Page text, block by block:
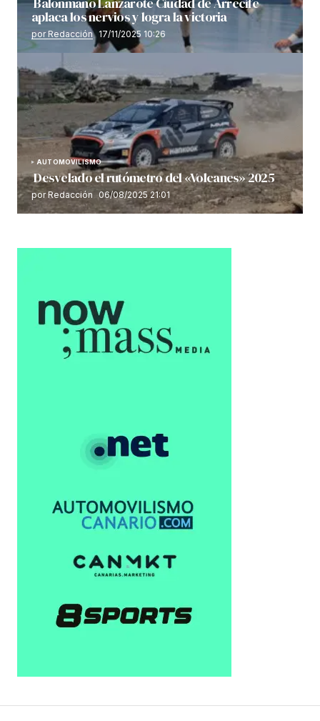
aplaca los nervios y logra la victoria
por Redacción 17/11/2025 10:26
AUTOMOVILISMO
Desvelado el rutómetro del «Volcanes» 2025
por Redacción 06/08/2025 21:01